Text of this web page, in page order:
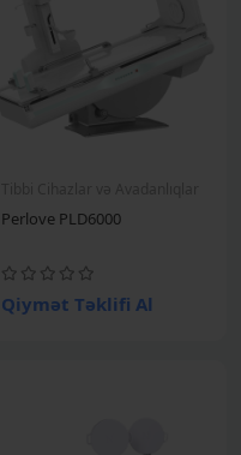
Perlove PLD6000
Qiymət Təklifi Al